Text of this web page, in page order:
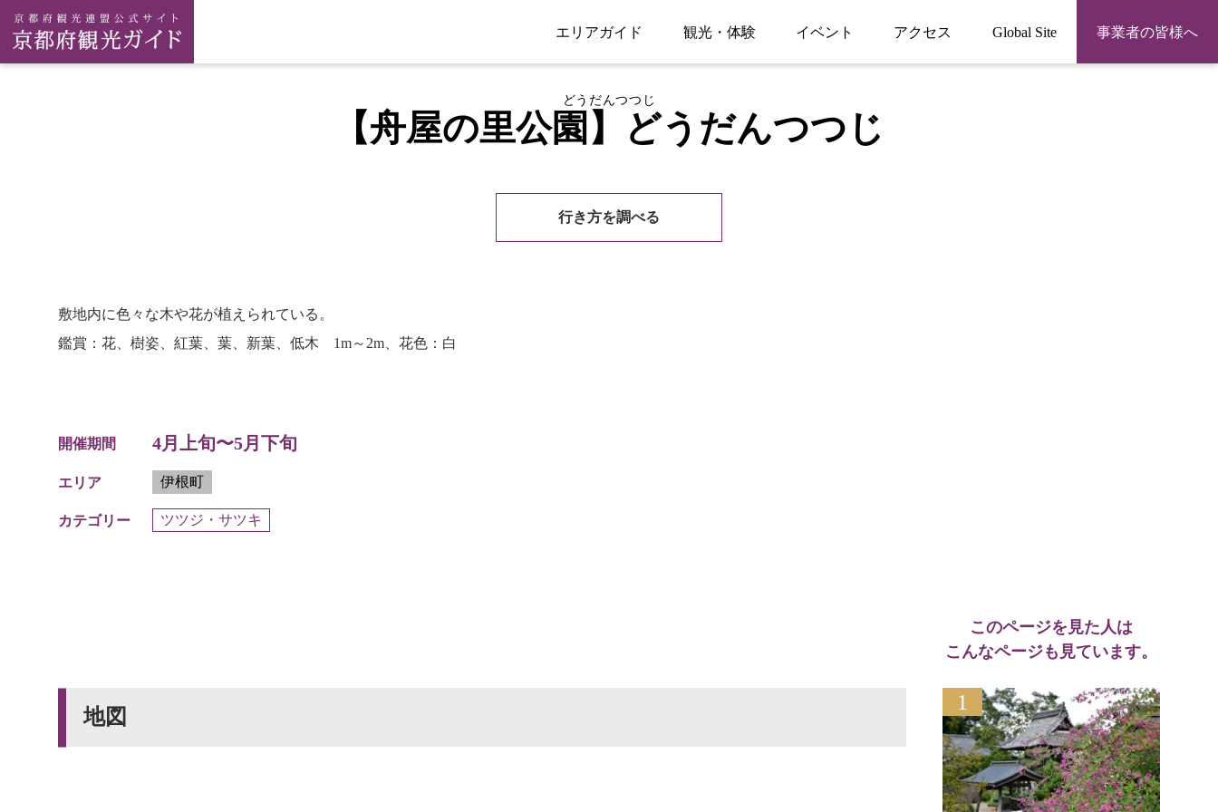
エリアガイド 観光・体験 イベント アクセス Global Site 事業者の皆様へ
【舟屋の里公園】どうだんつつじ
どうだんつつじ
行き方を調べる
敷地内に色々な木や花が植えられている。
鑑賞：花、樹姿、紅葉、葉、新葉、低木 1m～2m、花色：白
開催期間 4月上旬〜5月下旬
エリア 伊根町
カテゴリー ツツジ・サツキ
地図
このページを見た人は
こんなページも見ています。
1